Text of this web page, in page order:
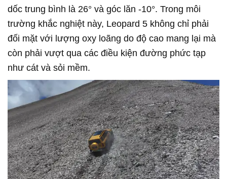
dốc trung bình là 26° và góc lăn -10°. Trong môi
trường khắc nghiệt này, Leopard 5 không chỉ phải
đối mặt với lượng oxy loãng do độ cao mang lại mà
còn phải vượt qua các điều kiện đường phức tạp
như cát và sỏi mềm.